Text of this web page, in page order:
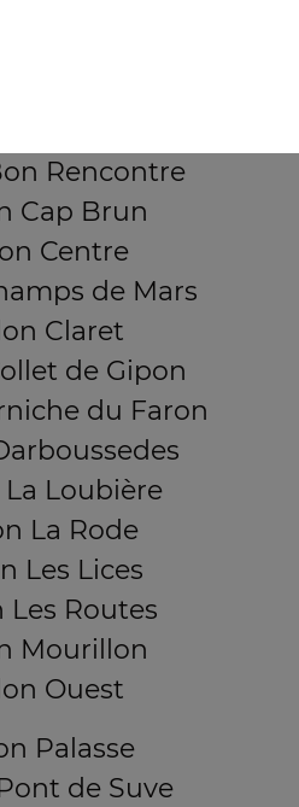
Rencontre
Cap Brun
Centre
de Mars
Claret
de Gipon
du Faron
Loubière
La Rode
Les Lices
Les Routes
Mourillon
Ouest
Palasse
de Suve